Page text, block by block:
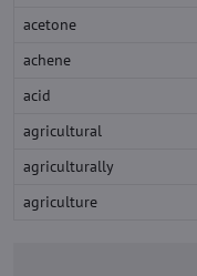
acetone
achene
acid
agricultural
agriculturally
agriculture